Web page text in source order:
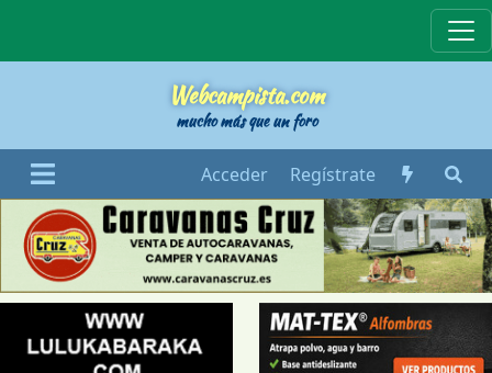
Webcampista.com
mucho más que un foro
Acceder Regístrate